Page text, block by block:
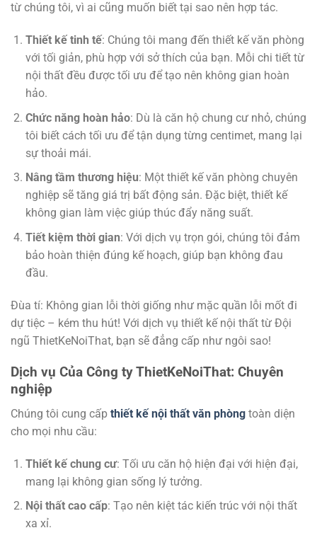
từ chúng tôi, vì ai cũng muốn biết tại sao nên hợp tác.
Thiết kế tinh tế: Chúng tôi mang đến thiết kế văn phòng
với tối giản, phù hợp với sở thích của bạn. Mỗi chi tiết từ
nội thất đều được tối ưu để tạo nên không gian hoàn
hảo.
Chức năng hoàn hảo: Dù là căn hộ chung cư nhỏ, chúng
tôi biết cách tối ưu để tận dụng từng centimet, mang lại
sự thoải mái.
Nâng tầm thương hiệu: Một thiết kế văn phòng chuyên
nghiệp sẽ tăng giá trị bất động sản. Đặc biệt, thiết kế
không gian làm việc giúp thúc đẩy năng suất.
Tiết kiệm thời gian: Với dịch vụ trọn gói, chúng tôi đảm
bảo hoàn thiện đúng kế hoạch, giúp bạn không đau
đầu.
Đùa tí: Không gian lỗi thời giống như mặc quần lỗi mốt đi
dự tiệc – kém thu hút! Với dịch vụ thiết kế nội thất từ Đội
ngũ ThietKeNoiThat, bạn sẽ đẳng cấp như ngôi sao!
Dịch vụ Của Công ty ThietKeNoiThat: Chuyên
nghiệp
Chúng tôi cung cấp thiết kế nội thất văn phòng toàn diện
cho mọi nhu cầu:
Thiết kế chung cư: Tối ưu căn hộ hiện đại với hiện đại,
mang lại không gian sống lý tưởng.
Nội thất cao cấp: Tạo nên kiệt tác kiến trúc với nội thất
xa xỉ.